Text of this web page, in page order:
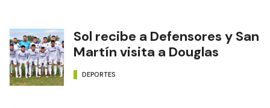
Sol recibe a Defensores y San
Martín visita a Douglas
DEPORTES